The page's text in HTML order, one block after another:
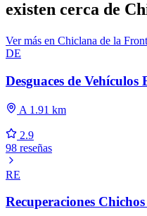
existen cerca de
Ver más en Chiclana de la
DE
Desguaces de Vehículos
A 1.91 km
2.9
98 reseñas
RE
Recuperaciones